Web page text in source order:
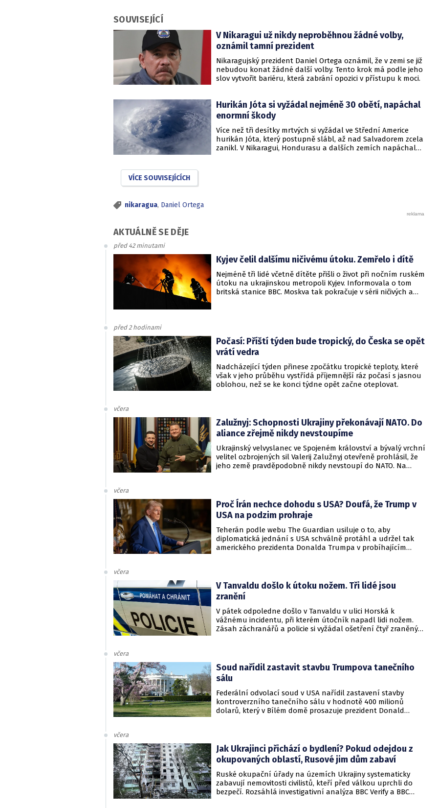
SOUVISEJÍCÍ
V Nikaragui už nikdy neproběhnou žádné volby,
oznámil tamní prezident
Nikaragujský prezident Daniel Ortega oznámil, že v zemi se již
nebudou konat žádné další volby. Tento krok má podle jeho
slov vytvořit bariéru, která zabrání opozici v přístupu k moci.
Hurikán Jóta si vyžádal nejméně 30 obětí, napáchal
enormní škody
Více než tři desítky mrtvých si vyžádal ve Střední Americe
hurikán Jóta, který postupně slábl, až nad Salvadorem zcela
zanikl. V Nikaragui, Hondurasu a dalších zemích napáchal
VÍCE SOUVISEJÍCÍCH
nikaragua, Daniel Ortega
AKTUÁLNĚ SE DĚJE
před 42 minutami
Kyjev čelil dalšímu ničivému útoku. Zemřelo i dítě
Nejméně tři lidé včetně dítěte přišli o život při nočním ruském
útoku na ukrajinskou metropoli Kyjev. Informovala o tom
britská stanice BBC. Moskva tak pokračuje v sérii ničivých a
před 2 hodinami
Počasí: Příští týden bude tropický, do Česka se opět
vrátí vedra
Nadcházející týden přinese zpočátku tropické teploty, které
však v jeho průběhu vystřídá příjemnější ráz počasí s jasnou
oblohou, než se ke konci týdne opět začne oteplovat.
včera
Zalužnyj: Schopnosti Ukrajiny překonávají NATO. Do
aliance zřejmě nikdy nevstoupíme
Ukrajinský velvyslanec ve Spojeném království a bývalý vrchní
velitel ozbrojených sil Valerij Zalužnyj otevřeně prohlásil, že
jeho země pravděpodobně nikdy nevstoupí do NATO. Na
nedosažitelné.
včera
Proč Írán nechce dohodu s USA? Doufá, že Trump v
USA na podzim prohraje
Teherán podle webu The Guardian usiluje o to, aby
diplomatická jednání s USA schválně protáhl a udržel tak
amerického prezidenta Donalda Trumpa v probíhajícím
rukojmími za prezidenta Jimmyho Cartera.
včera
V Tanvaldu došlo k útoku nožem. Tři lidé jsou
zranění
V pátek odpoledne došlo v Tanvaldu v ulici Horská k
vážnému incidentu, při kterém útočník napadl lidi nožem.
Zásah záchranářů a policie si vyžádal ošetření čtyř zraněných
včera
Soud nařídil zastavit stavbu Trumpova tanečního
sálu
Federální odvolací soud v USA nařídil zastavení stavby
kontroverzního tanečního sálu v hodnotě 400 milionů
dolarů, který v Bílém domě prosazuje prezident Donald
včera
Jak Ukrajinci přichází o bydlení? Pokud odejdou z
okupovaných oblastí, Rusové jim dům zabaví
Ruské okupační úřady na územích Ukrajiny systematicky
zabavují nemovitosti civilistů, kteří před válkou uprchli do
bezpečí. Rozsáhlá investigativní analýza BBC Verify a BBC